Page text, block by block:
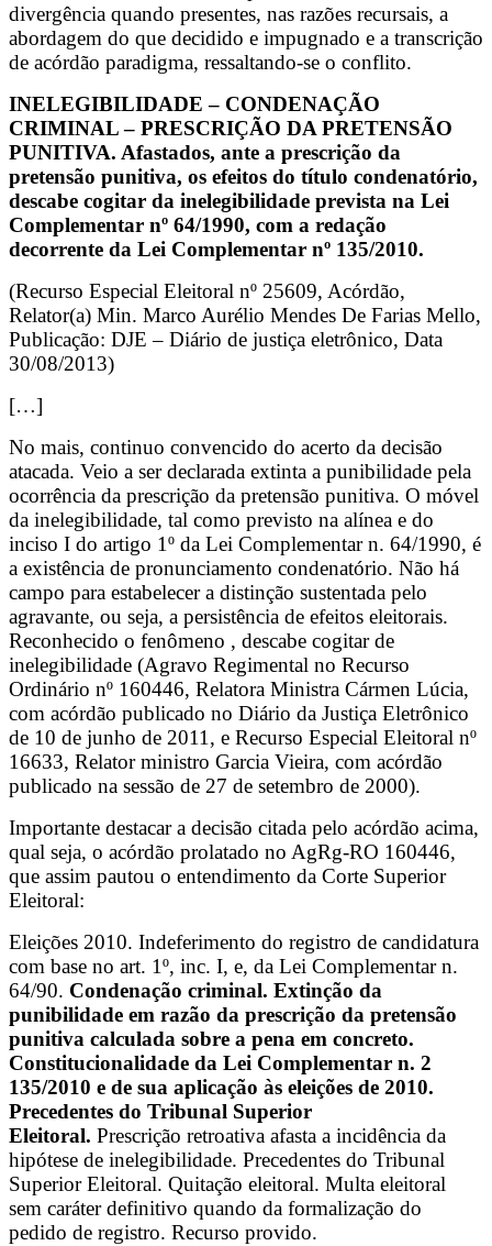
divergência quando presentes, nas razões recursais, a
abordagem do que decidido e impugnado e a transcrição
de acórdão paradigma, ressaltando-se o conflito.
INELEGIBILIDADE – CONDENAÇÃO
CRIMINAL – PRESCRIÇÃO DA PRETENSÃO
PUNITIVA. Afastados, ante a prescrição da
pretensão punitiva, os efeitos do título condenatório,
descabe cogitar da inelegibilidade prevista na Lei
Complementar nº 64/1990, com a redação
decorrente da Lei Complementar nº 135/2010.
(Recurso Especial Eleitoral nº 25609, Acórdão,
Relator(a) Min. Marco Aurélio Mendes De Farias Mello,
Publicação: DJE – Diário de justiça eletrônico, Data
30/08/2013)
[…]
No mais, continuo convencido do acerto da decisão
atacada. Veio a ser declarada extinta a punibilidade pela
ocorrência da prescrição da pretensão punitiva. O móvel
da inelegibilidade, tal como previsto na alínea e do
inciso I do artigo 1º da Lei Complementar n. 64/1990, é
a existência de pronunciamento condenatório. Não há
campo para estabelecer a distinção sustentada pelo
agravante, ou seja, a persistência de efeitos eleitorais.
Reconhecido o fenômeno , descabe cogitar de
inelegibilidade (Agravo Regimental no Recurso
Ordinário nº 160446, Relatora Ministra Cármen Lúcia,
com acórdão publicado no Diário da Justiça Eletrônico
de 10 de junho de 2011, e Recurso Especial Eleitoral nº
16633, Relator ministro Garcia Vieira, com acórdão
publicado na sessão de 27 de setembro de 2000).
Importante destacar a decisão citada pelo acórdão acima,
qual seja, o acórdão prolatado no AgRg-RO 160446,
que assim pautou o entendimento da Corte Superior
Eleitoral:
Eleições 2010. Indeferimento do registro de candidatura
com base no art. 1º, inc. I, e, da Lei Complementar n.
64/90. Condenação criminal. Extinção da
punibilidade em razão da prescrição da pretensão
punitiva calculada sobre a pena em concreto.
Constitucionalidade da Lei Complementar n. 2
135/2010 e de sua aplicação às eleições de 2010.
Precedentes do Tribunal Superior
Eleitoral. Prescrição retroativa afasta a incidência da
hipótese de inelegibilidade. Precedentes do Tribunal
Superior Eleitoral. ​Quitação eleitoral. Multa eleitoral
sem caráter definitivo quando da formalização do
pedido de registro. Recurso provido.